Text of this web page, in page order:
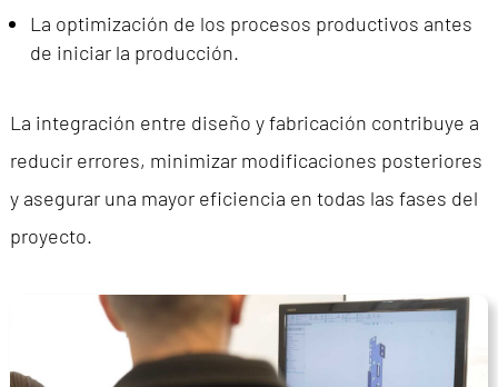
La optimización de los procesos productivos antes
de iniciar la producción.
La integración entre diseño y fabricación contribuye a
reducir errores, minimizar modificaciones posteriores
y asegurar una mayor eficiencia en todas las fases del
proyecto.